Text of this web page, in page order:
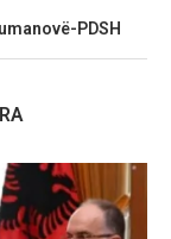
PDSH